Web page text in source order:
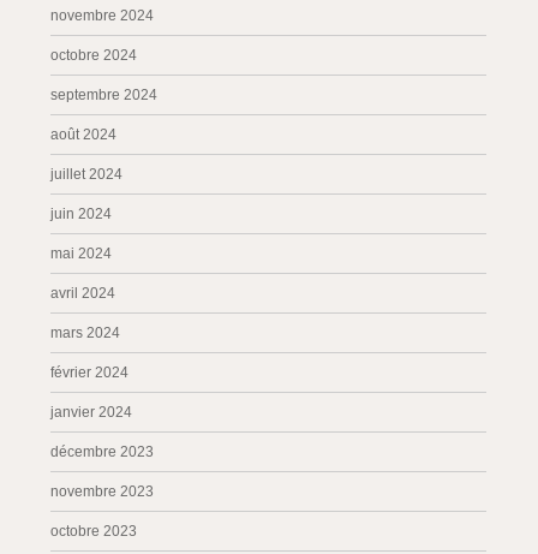
novembre 2024
octobre 2024
septembre 2024
août 2024
juillet 2024
juin 2024
mai 2024
avril 2024
mars 2024
février 2024
janvier 2024
décembre 2023
novembre 2023
octobre 2023